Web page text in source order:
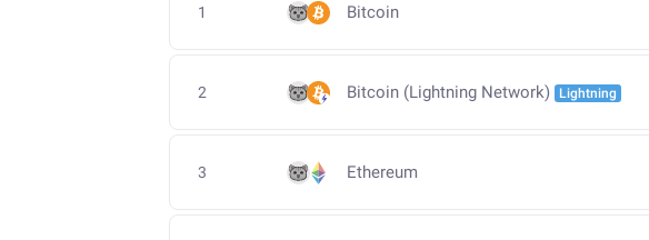
1 Bitcoin
2 Bitcoin (Lightning Network) Lightning
3 Ethereum